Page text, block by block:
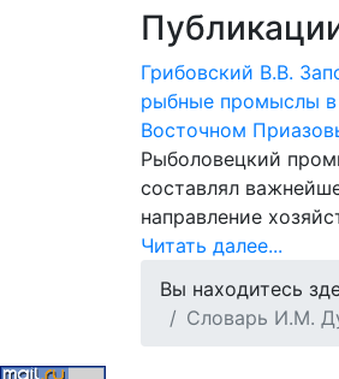
Грибовский В.В.
рыбные промыслы в
Восточном
Рыболовецкий
составлял
направление
Читать далее...
Вы находитесь
Словарь И.М.